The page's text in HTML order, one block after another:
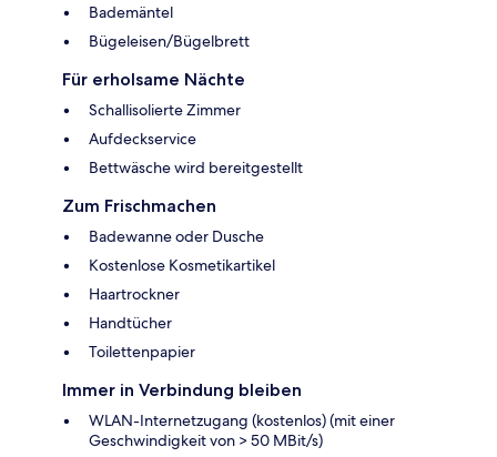
Bademäntel
Bügeleisen/Bügelbrett
Für erholsame Nächte
Schallisolierte Zimmer
Aufdeckservice
Bettwäsche wird bereitgestellt
Zum Frischmachen
Badewanne oder Dusche
Kostenlose Kosmetikartikel
Haartrockner
Handtücher
Toilettenpapier
Immer in Verbindung bleiben
WLAN-Internetzugang (kostenlos) (mit einer
Geschwindigkeit von > 50 MBit/s)